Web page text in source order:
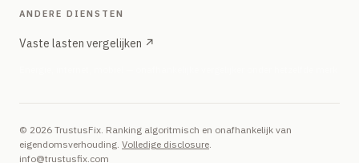
ANDERE DIENSTEN
Vaste lasten vergelijken ↗
© 2026 TrustusFix. Ranking algoritmisch en onafhankelijk van
eigendomsverhouding. Volledige disclosure
info@trustusfix.com